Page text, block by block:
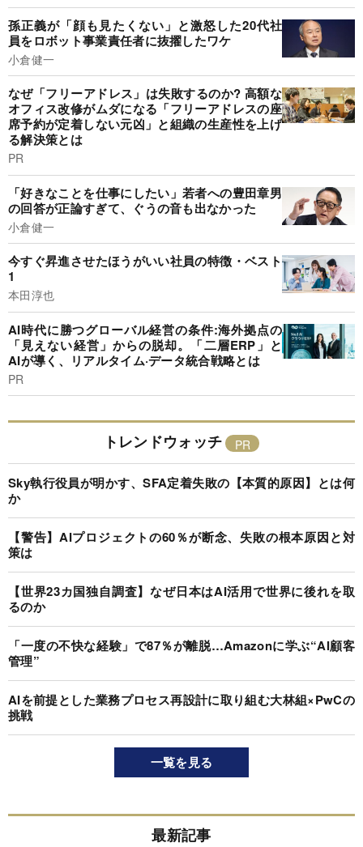
孫正義が「顔も見たくない」と激怒した20代社
員をロボット事業責任者に抜擢したワケ
小倉健一
なぜ「フリーアドレス」は失敗するのか? 高額な
オフィス改修がムダになる「フリーアドレスの座
席予約が定着しない元凶」と組織の生産性を上げ
る解決策とは
PR
「好きなことを仕事にしたい」若者への豊田章男
の回答が正論すぎて、ぐうの音も出なかった
小倉健一
今すぐ昇進させたほうがいい社員の特徴・ベスト
1
本田淳也
AI時代に勝つグローバル経営の条件:海外拠点の
「見えない経営」からの脱却。「二層ERP」と
AIが導く、リアルタイム·データ統合戦略とは
PR
トレンドウォッチ
Sky執行役員が明かす、SFA定着失敗の【本質的原因】とは何
か
【警告】AIプロジェクトの60％が断念、失敗の根本原因と対
策は
【世界23カ国独自調査】なぜ日本はAI活用で世界に後れを取
るのか
「一度の不快な経験」で87％が離脱…Amazonに学ぶ“AI顧客
管理”
AIを前提とした業務プロセス再設計に取り組む大林組×PwCの
挑戦
一覧を見る
最新記事